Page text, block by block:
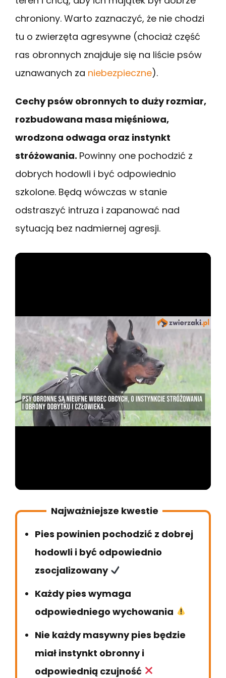
chroniony. Warto zaznaczyć, że nie chodzi
tu o zwierzęta agresywne (chociaż część
ras obronnych znajduje się na liście psów
uznawanych za niebezpieczne).
Cechy psów obronnych to duży rozmiar,
rozbudowana masa mięśniowa,
wrodzona odwaga oraz instynkt
stróżowania. Powinny one pochodzić z
dobrych hodowli i być odpowiednio
szkolone. Będą wówczas w stanie
odstraszyć intruza i zapanować nad
sytuacją bez nadmiernej agresji.
Najważniejsze kwestie
Pies powinien pochodzić z dobrej
hodowli i być odpowiednio
zsocjalizowany
Każdy pies wymaga
odpowiedniego wychowania
Nie każdy masywny pies będzie
miał instynkt obronny i
odpowiednią czujność